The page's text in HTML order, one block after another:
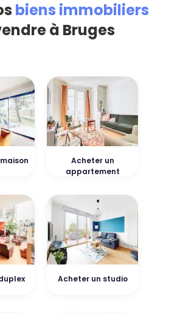
biens immobiliers
à Bruges
Acheter un
appartement
Acheter un studio